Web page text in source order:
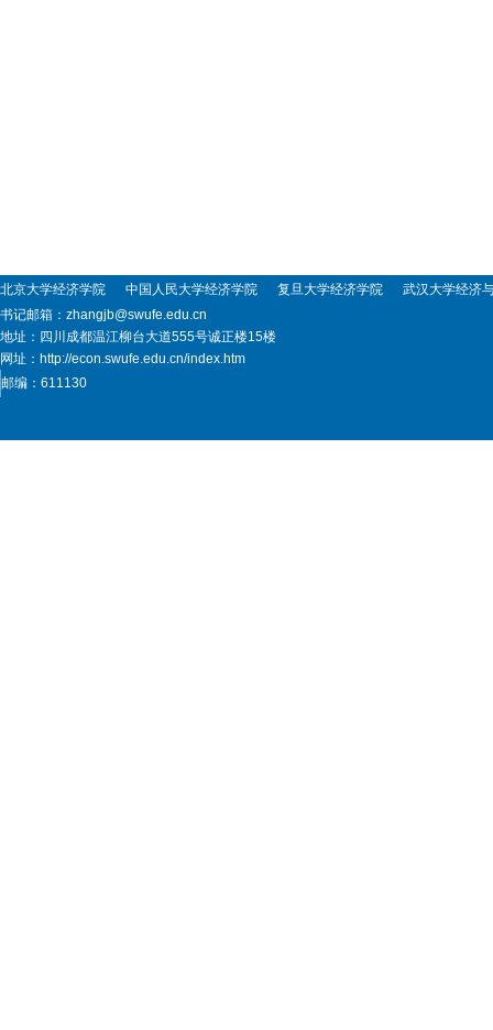
北京大学经济学院 中国人民大学经济学院 复旦大学经济学院
武汉大学经济
书记邮箱：zhangjb@swufe.edu.cn
地址：四川成都温江柳台大道555号诚正楼15楼
网址：http://econ.swufe.edu.cn/index.htm
邮编：611130